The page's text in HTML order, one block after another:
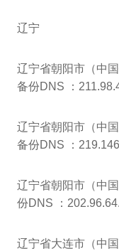
辽宁
辽宁省朝阳市（中
备份DNS ：
辽宁省朝阳市（中
备份DNS ：
辽宁省朝阳市（中
份DNS ：
辽宁省大连市（中